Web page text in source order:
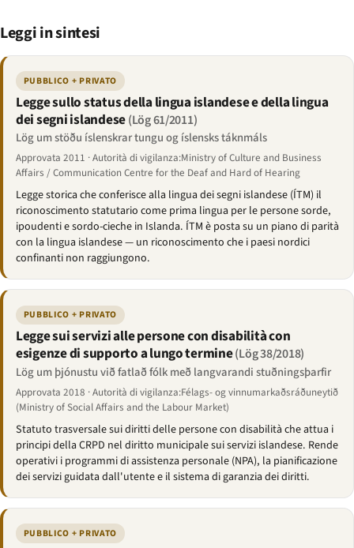
Leggi in sintesi
PUBBLICO + PRIVATO
Legge sullo status della lingua islandese e della lingua
dei segni islandese(Lög 61/2011)
Lög um stöðu íslenskrar tungu og íslensks táknmáls
Approvata 2011 · Autorità di vigilanza:Ministry of Culture and Business
Affairs / Communication Centre for the Deaf and Hard of Hearing
Legge storica che conferisce alla lingua dei segni islandese (ÍTM) il
riconoscimento statutario come prima lingua per le persone sorde,
ipoudenti e sordo-cieche in Islanda. ÍTM è posta su un piano di parità
con la lingua islandese — un riconoscimento che i paesi nordici
confinanti non raggiungono.
PUBBLICO + PRIVATO
Legge sui servizi alle persone con disabilità con
esigenze di supporto a lungo termine(Lög 38/2018)
Lög um þjónustu við fatlað fólk með langvarandi stuðningsþarfir
Approvata 2018 · Autorità di vigilanza:Félags- og vinnumarkaðsráðuneytið
(Ministry of Social Affairs and the Labour Market)
Statuto trasversale sui diritti delle persone con disabilità che attua i
principi della CRPD nel diritto municipale sui servizi islandese. Rende
operativi i programmi di assistenza personale (NPA), la pianificazione
dei servizi guidata dall'utente e il sistema di garanzia dei diritti.
PUBBLICO + PRIVATO